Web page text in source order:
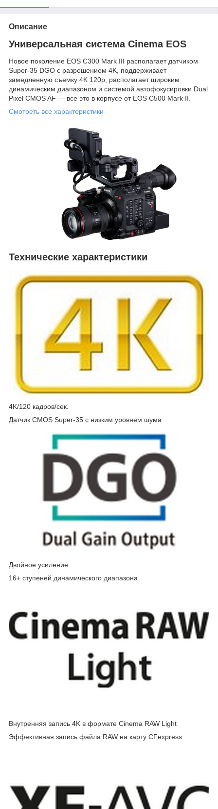
Описание
Универсальная система Cinema EOS
Новое поколение EOS C300 Mark III располагает датчиком
Super-35 DGO с разрешением 4K, поддерживает
замедленную съемку 4K 120p, располагает широким
динамическим диапазоном и системой автофокусировки Dual
Pixel CMOS AF — все это в корпусе от EOS C500 Mark II.
Смотреть все характеристики
Технические характеристики
4K/120 кадров/сек.
Датчик CMOS Super-35 с низким уровнем шума
Двойное усиление
16+ ступеней динамического диапазона
Внутренняя запись 4K в формате Cinema RAW Light
Эффективная запись файла RAW на карту CFexpress